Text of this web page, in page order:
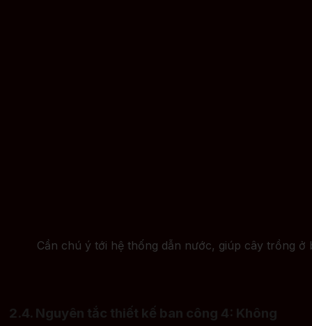
Cần chú ý tới hệ thống dẫn nước, giúp cây trồng ở
2.4. Nguyên tắc thiết kế ban công 4: Không